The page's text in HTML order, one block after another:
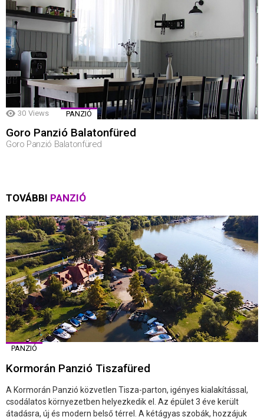
30 Views PANZIÓ
Goro Panzió Balatonfüred
Goro Panzió Balatonfüred
TOVÁBBI PANZIÓ
PANZIÓ
Kormorán Panzió Tiszafüred
A Kormorán Panzió közvetlen Tisza-parton, igényes kialakítással,
csodálatos környezetben helyezkedik el. Az épület 3 éve került
átadásra, új és modern belső térrel. A kétágyas szobák, hozzájuk